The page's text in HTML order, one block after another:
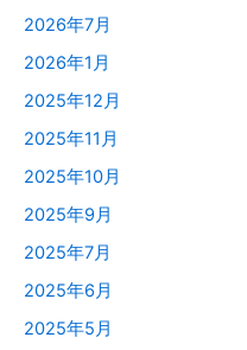
2026年7月
2026年1月
2025年12月
2025年11月
2025年10月
2025年9月
2025年7月
2025年6月
2025年5月